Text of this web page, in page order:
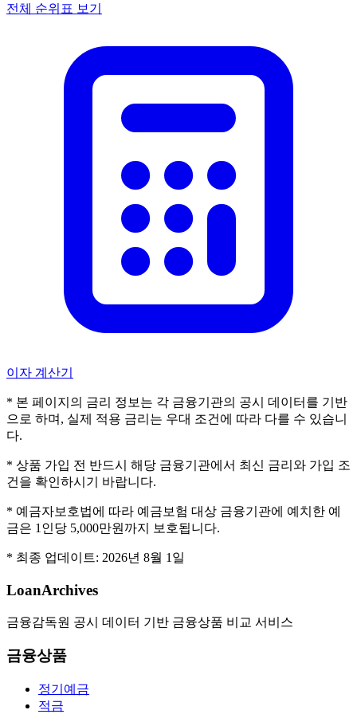
전체 순위표 보기
이자 계산기
* 본 페이지의 금리 정보는 각 금융기관의 공시 데이터를 기반
으로 하며, 실제 적용 금리는 우대 조건에 따라 다를 수 있습니
다.
* 상품 가입 전 반드시 해당 금융기관에서 최신 금리와 가입 조
건을 확인하시기 바랍니다.
* 예금자보호법에 따라 예금보험 대상 금융기관에 예치한 예
금은 1인당 5,000만원까지 보호됩니다.
* 최종 업데이트: 2026년 8월 1일
LoanArchives
금융감독원 공시 데이터 기반 금융상품 비교 서비스
금융상품
정기예금
적금